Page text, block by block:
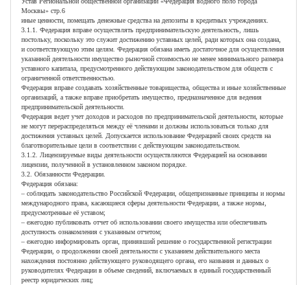
Москвы» стр.6
иные ценности, помещать денежные средства на депозиты в кредитных учреждениях.
3.1.1. Федерация вправе осуществлять предпринимательскую деятельность, лишь
постольку, поскольку это служит достижению уставных целей, ради которых она создана,
и соответствующую этим целям. Федерация обязана иметь достаточное для осуществления
указанной деятельности имущество рыночной стоимостью не менее минимального размера
уставного капитала, предусмотренного действующим законодательством для обществ с
ограниченной ответственностью.
Федерация вправе создавать хозяйственные товарищества, общества и иные хозяйственные
организаций, а также вправе приобретать имущество, предназначенное для ведения
предпринимательской деятельности.
Федерация ведет учет доходов и расходов по предпринимательской деятельности, которые
не могут перераспределяться между её членами и должны использоваться только для
достижения уставных целей. Допускается использование Федерацией своих средств на
благотворительные цели в соответствии с действующим законодательством.
3.1.2. Лицензируемые виды деятельности осуществляются Федерацией на основании
лицензии, полученной в установленном законом порядке.
3.2. Обязанности Федерации.
Федерация обязана:
– соблюдать законодательство Российской Федерации, общепризнанные принципы и нормы
международного права, касающиеся сферы деятельности Федерации, а также нормы,
предусмотренные её уставом;
– ежегодно публиковать отчет об использовании своего имущества или обеспечивать
доступность ознакомления с указанным отчетом;
– ежегодно информировать орган, принявший решение о государственной регистрации
Федерации, о продолжении своей деятельности с указанием действительного места
нахождения постоянно действующего руководящего органа, его названия и данных о
руководителях Федерации в объеме сведений, включаемых в единый государственный
реестр юридических лиц;